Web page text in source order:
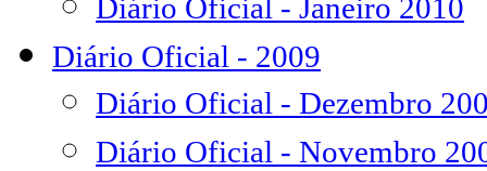
Diário Oficial - Janeiro 2010
Diário Oficial - 2009
Diário Oficial - Dezembro
Diário Oficial - Novembro